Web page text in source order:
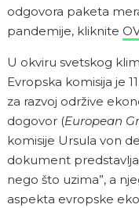
odgovora paketa
pandemije, kliknite
U okviru svetskog
Evropska komisija je
za razvoj održive
dogovor (European
komisije Ursula von
dokument predstavlja
nego što uzima”, a
aspekta evropske